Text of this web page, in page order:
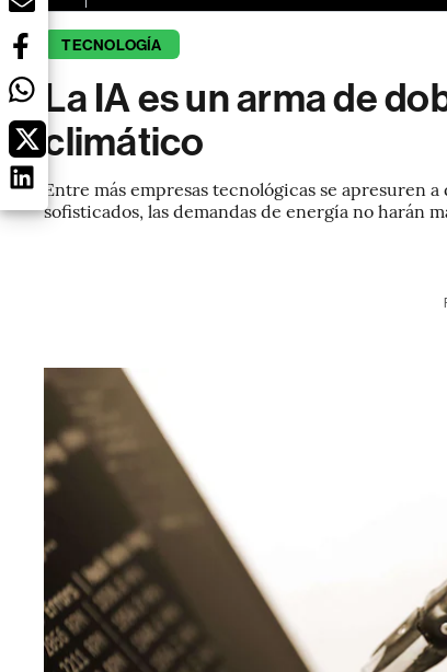
TECNOLOGÍA
La IA es un arma de
climático
Entre más empresas tecnológicas se apresuren
sofisticados, las demandas de energía no harán